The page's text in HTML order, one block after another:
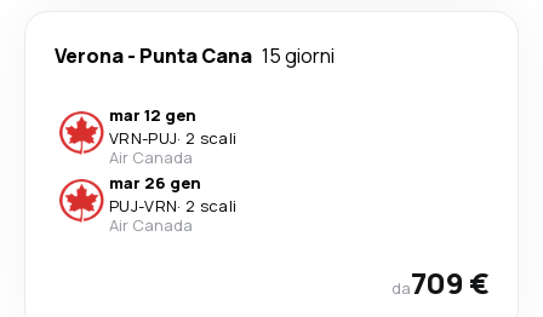
Verona- Punta Cana 15 giorni
mar 12 gen
VRN-PUJ· 2 scali
Air Canada
mar 26 gen
PUJ-VRN· 2 scali
Air Canada
da709 €